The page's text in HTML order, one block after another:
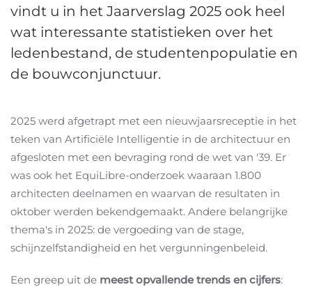
vindt u in het Jaarverslag 2025 ook heel
wat interessante statistieken over het
ledenbestand, de studentenpopulatie en
de bouwconjunctuur.
2025 werd afgetrapt met een nieuwjaarsreceptie in het
teken van Artificiële Intelligentie in de architectuur en
afgesloten met een bevraging rond de wet van '39. Er
was ook het EquiLibre-onderzoek waaraan 1.800
architecten deelnamen en waarvan de resultaten in
oktober werden bekendgemaakt. Andere belangrijke
thema's in 2025: de vergoeding van de stage,
schijnzelfstandigheid en het vergunningenbeleid.
Een greep uit de meest opvallende trends en cijfers: